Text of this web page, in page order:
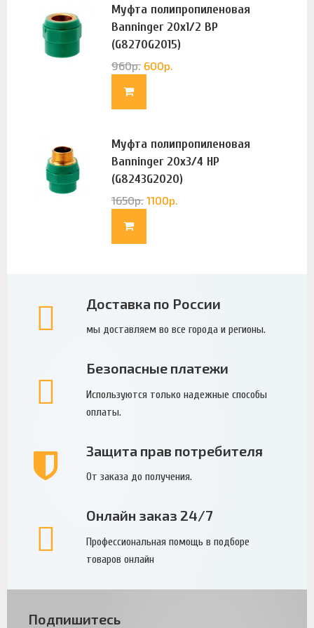
Муфта полипропиленовая
Banninger 20х1/2 ВР
(G8270G2015)
960р. 600р.
Муфта полипропиленовая
Banninger 20х3/4 НР
(G8243G2020)
1650р. 1100р.
Доставка по России
мы доставляем во все города и регионы.
Безопасные платежи
Используются только надежные способы
оплаты.
Защита прав потребителя
От заказа до получения.
Онлайн заказ 24/7
Профессиональная помощь в подборе
товаров онлайн
Подпишитесь